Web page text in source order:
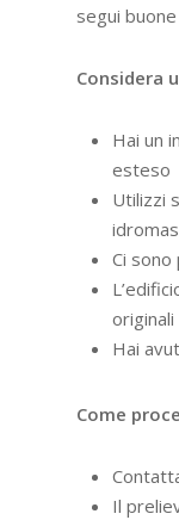
segui
Considera
Hai un
esteso
Utilizzi
Ci sono
originali
Hai
Come
Il